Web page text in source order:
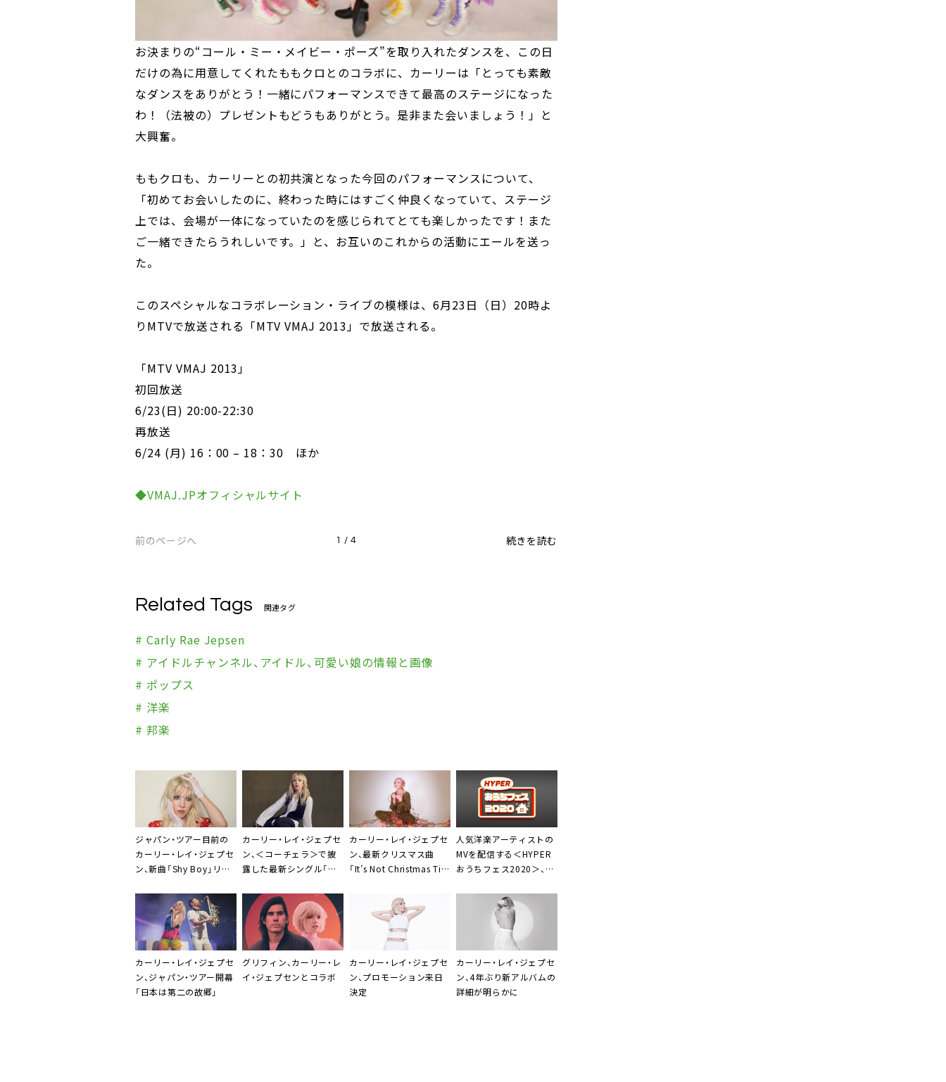
お決まりの“コール・ミー・メイビー・ポーズ”を取り入れたダンスを、この日
だけの為に用意してくれたももクロとのコラボに、カーリーは「とっても素敵
なダンスをありがとう！一緒にパフォーマンスできて最高のステージになった
わ！（法被の）プレゼントもどうもありがとう。是非また会いましょう！」と
大興奮。
ももクロも、カーリーとの初共演となった今回のパフォーマンスについて、
「初めてお会いしたのに、終わった時にはすごく仲良くなっていて、ステージ
上では、会場が一体になっていたのを感じられてとても楽しかったです！また
ご一緒できたらうれしいです。」と、お互いのこれからの活動にエールを送っ
た。
このスペシャルなコラボレーション・ライブの模様は、6月23日（日）20時よ
りMTVで放送される「MTV VMAJ 2013」で放送される。
「MTV VMAJ 2013」
初回放送
6/23(日) 20:00-22:30
再放送
6/24 (月) 16：00 – 18：30 ほか
◆VMAJ.JPオフィシャルサイト
前のページへ 1 / 4 続きを読む
Related Tags 関連タグ
# Carly Rae Jepsen
# アイドルチャンネル、アイドル、可愛い娘の情報と画像
# ポップス
# 洋楽
# 邦楽
ジャパン・ツアー目前の
カーリー・レイ・ジェプセ
ン、新曲「Shy Boy」リリ
カーリー・レイ・ジェプセ
ン、＜コーチェラ＞で披
露した最新シングル「ウ
カーリー・レイ・ジェプセ
ン、最新クリスマス曲
「It’s Not Christmas Till
人気洋楽アーティストの
MVを配信する＜HYPER
おうちフェス2020＞、洋
カーリー・レイ・ジェプセ
ン、ジャパン・ツアー開幕
「日本は第二の故郷」
グリフィン、 カーリー・レ
イ・ジェプセン とコラボ
カーリー・レイ・ジェプセ
ン、プロモーション来日
決定
カーリー・レイ・ジェプセ
ン、4年ぶり新アルバムの
詳細が明らかに